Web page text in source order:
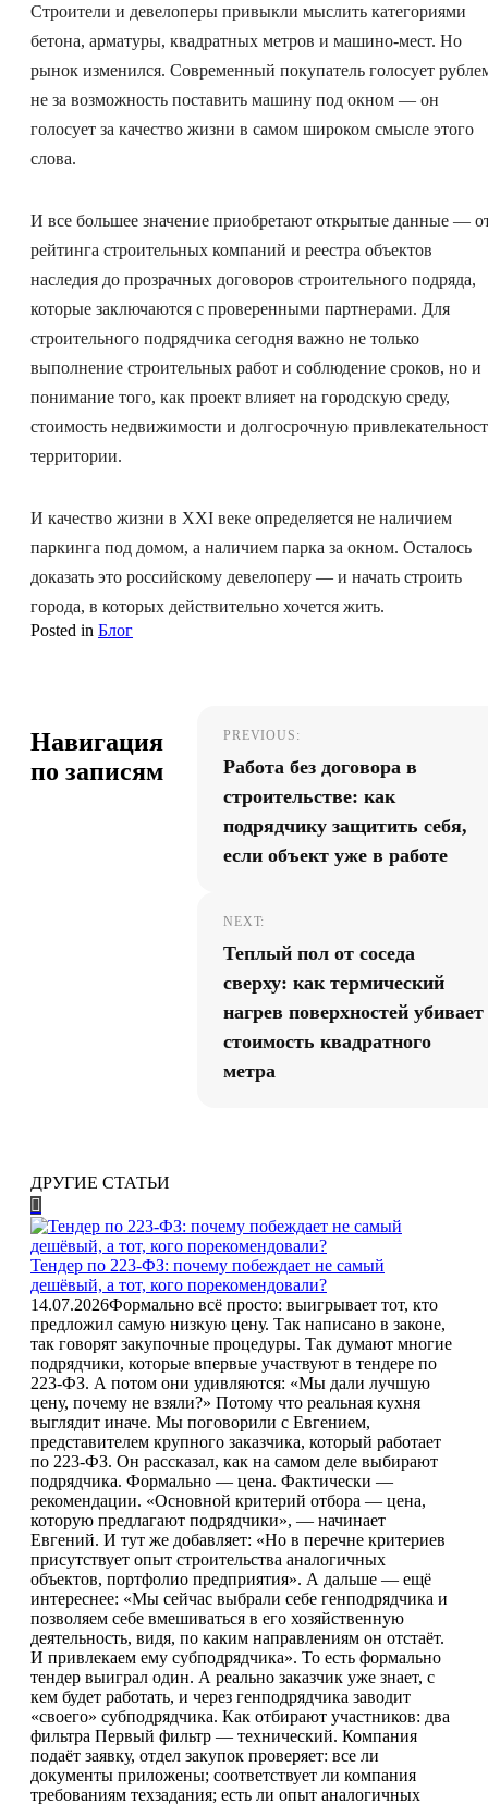
Строители и девелоперы привыкли мыслить категориями
бетона, арматуры, квадратных метров и машино-мест. Но
рынок изменился. Современный покупатель голосует
не за возможность поставить машину под окном — он
голосует за качество жизни в самом широком смысле этого
слова.
И все большее значение приобретают открытые данные —
рейтинга строительных компаний и реестра объектов
наследия до прозрачных договоров строительного подряда,
которые заключаются с проверенными партнерами. Для
строительного подрядчика сегодня важно не только
выполнение строительных работ и соблюдение сроков, но и
понимание того, как проект влияет на городскую среду,
стоимость недвижимости и долгосрочную
территории.
И качество жизни в XXI веке определяется не наличием
паркинга под домом, а наличием парка за окном. Осталось
доказать это российскому девелоперу — и начать строить
города, в которых действительно хочется жить.
Posted in Блог
Навигация
по записям
PREVIOUS:
Работа без договора в
строительстве: как
подрядчику защитить себя,
если объект уже в работе
NEXT:
Теплый пол от соседа
сверху: как термический
нагрев поверхностей убивает
стоимость квадратного
метра
ДРУГИЕ СТАТЬИ
Тендер по 223-ФЗ: почему побеждает не самый
дешёвый, а тот, кого порекомендовали?
14.07.2026Формально всё просто: выигрывает тот, кто
предложил самую низкую цену. Так написано в законе,
так говорят закупочные процедуры. Так думают многие
подрядчики, которые впервые участвуют в тендере по
223-ФЗ. А потом они удивляются: «Мы дали лучшую
цену, почему не взяли?» Потому что реальная кухня
выглядит иначе. Мы поговорили с Евгением,
представителем крупного заказчика, который работает
по 223-ФЗ. Он рассказал, как на самом деле выбирают
подрядчика. Формально — цена. Фактически —
рекомендации. «Основной критерий отбора — цена,
которую предлагают подрядчики», — начинает
Евгений. И тут же добавляет: «Но в перечне критериев
присутствует опыт строительства аналогичных
объектов, портфолио предприятия». А дальше — ещё
интереснее: «Мы сейчас выбрали себе генподрядчика и
позволяем себе вмешиваться в его хозяйственную
деятельность, видя, по каким направлениям он отстаёт.
И привлекаем ему субподрядчика». То есть формально
тендер выиграл один. А реально заказчик уже знает, с
кем будет работать, и через генподрядчика заводит
«своего» субподрядчика. Как отбирают участников: два
фильтра Первый фильтр — технический. Компания
подаёт заявку, отдел закупок проверяет: все ли
документы приложены; соответствует ли компания
требованиям техзадания; есть ли опыт аналогичных